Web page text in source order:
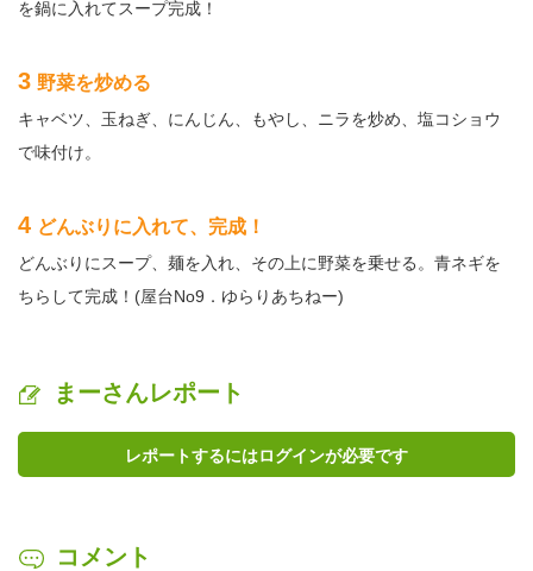
を鍋に入れてスープ完成！
3 野菜を炒める
キャベツ、玉ねぎ、にんじん、もやし、ニラを炒め、塩コショウ
で味付け。
4 どんぶりに入れて、完成！
どんぶりにスープ、麺を入れ、その上に野菜を乗せる。青ネギを
ちらして完成！(屋台No9．ゆらりあちねー)
まーさんレポート
レポートするにはログインが必要です
コメント